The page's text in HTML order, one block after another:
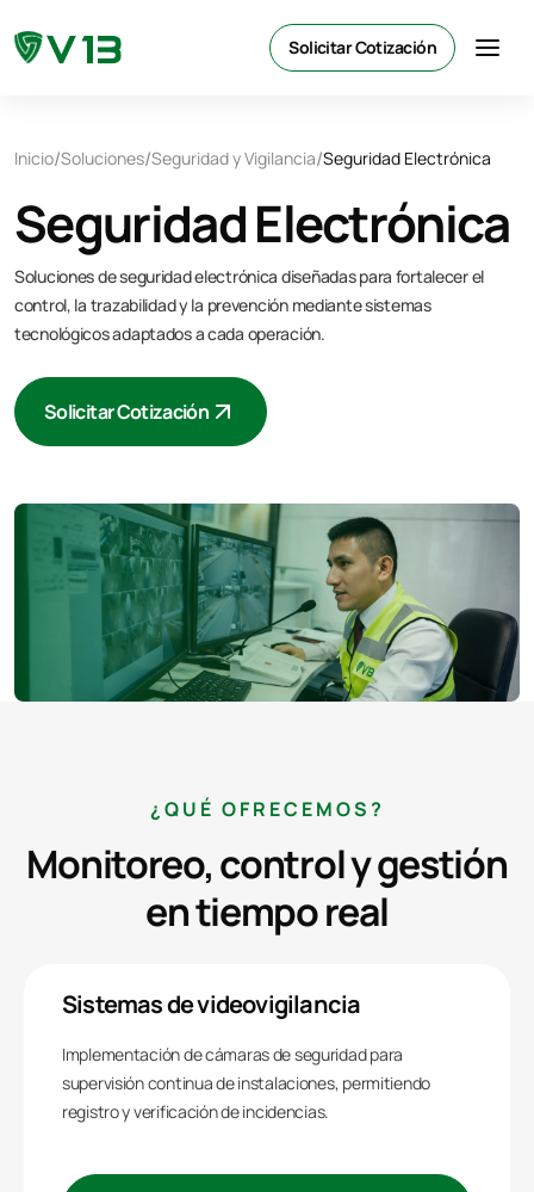
Solicitar Cotización
Inicio/Soluciones/Seguridad y Vigilancia/Seguridad Electrónica
Seguridad Electrónica
Soluciones de seguridad electrónica diseñadas para fortalecer el
control, la trazabilidad y la prevención mediante sistemas
tecnológicos adaptados a cada operación.
Solicitar Cotización
¿QUÉ OFRECEMOS?
Monitoreo, control y gestión
en tiempo real
Sistemas de videovigilancia
Implementación de cámaras de seguridad para
supervisión continua de instalaciones, permitiendo
registro y verificación de incidencias.